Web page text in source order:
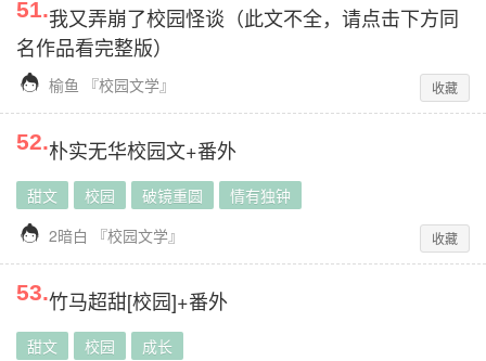
51.我又弄崩了校园怪谈（此文不全，请点击下方同
名作品看完整版）
 榆鱼 『校园文学』 收藏
52.朴实无华校园文+番外
甜文 校园 破镜重圆 情有独钟
 2暗白 『校园文学』 收藏
53.竹马超甜[校园]+番外
甜文 校园 成长